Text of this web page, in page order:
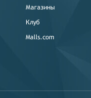
Магазины
Клуб
Malls.com